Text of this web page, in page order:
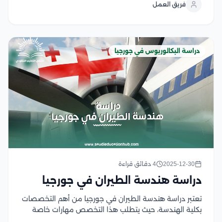
أسنان مؤهلين وقادرين على الرعاية الصحية المتميزة،
فريق العمل
دراسة البكالوريوس في جورجيا
2025-12-30 4 دقائق قراءة
دراسة هندسة الطيران في جورجيا
تعتبر دراسة هندسة الطيران في جورجيا من أهم التخصصات
بكلية الهندسة، حيث يتطلب هذا التخصص مهارات خاصة